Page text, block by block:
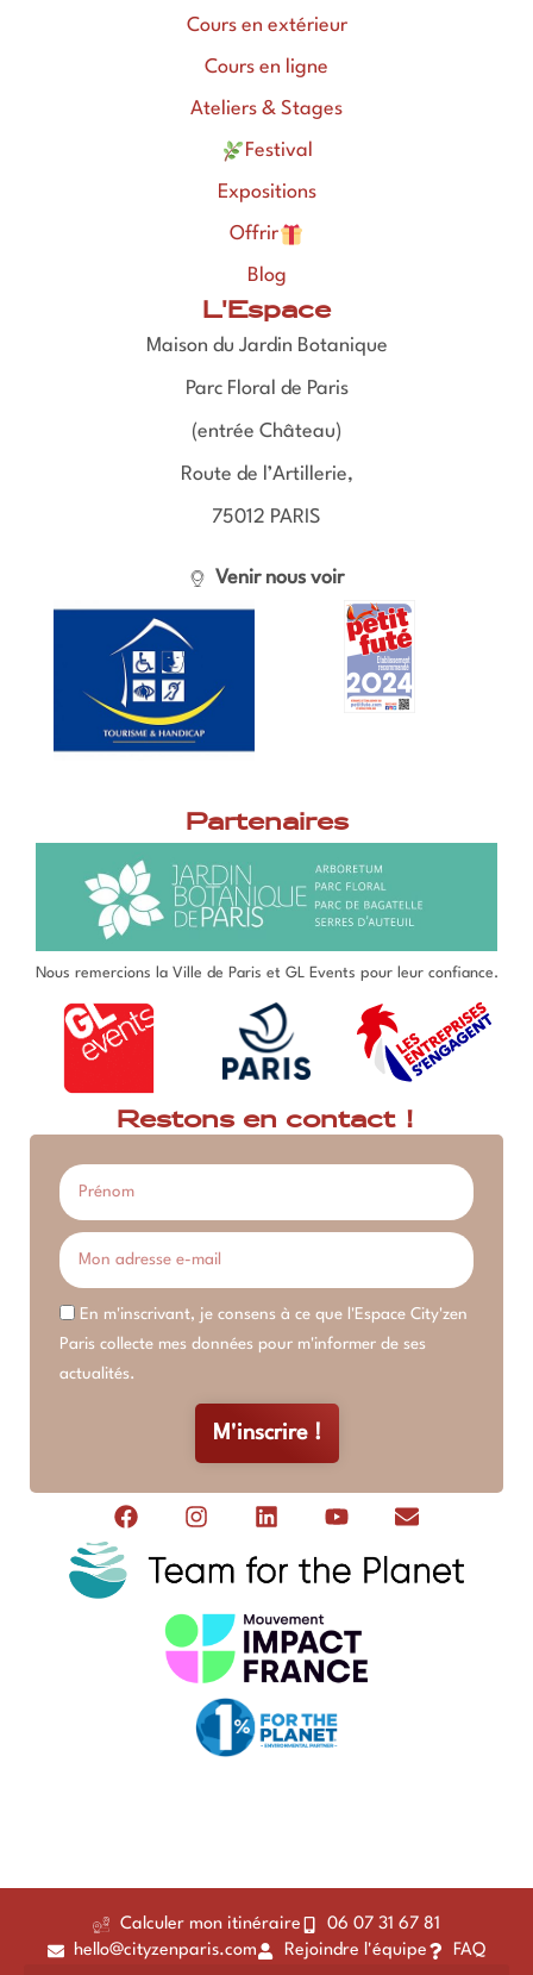
Cours en extérieur
Cours en ligne
Ateliers & Stages
Festival
Expositions
Offrir
Blog
L'Espace
Maison du Jardin Botanique
Parc Floral de Paris
(entrée Château)
Route de l’Artillerie,
75012 PARIS
Venir nous voir
Partenaires
Nous remercions la Ville de Paris et GL Events pour leur confiance.
Restons en contact !
En m'inscrivant, je consens à ce que l'Espace City'zen
Paris collecte mes données pour m'informer de ses
actualités.
M'inscrire !
Calculer mon itinéraire
06 07 31 67 81
hello@cityzenparis.com
Rejoindre l'équipe FAQ